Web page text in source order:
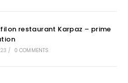
restaurant Karpaz – prime
/ 0 COMMENTS